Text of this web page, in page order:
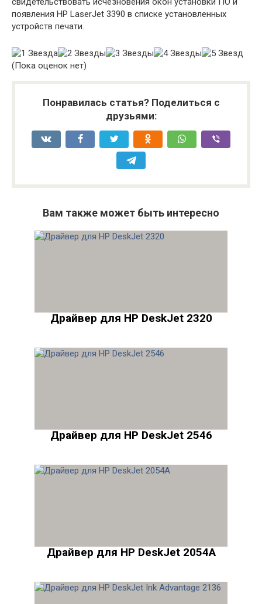
появления HP LaserJet 3390 в списке установленных
устройств печати.
(Пока оценок нет)
Понравилась статья? Поделиться с
друзьями:
Вам также может быть интересно
Драйвер для HP DeskJet 2320
Драйвер для HP DeskJet 2546
Драйвер для HP DeskJet 2054A